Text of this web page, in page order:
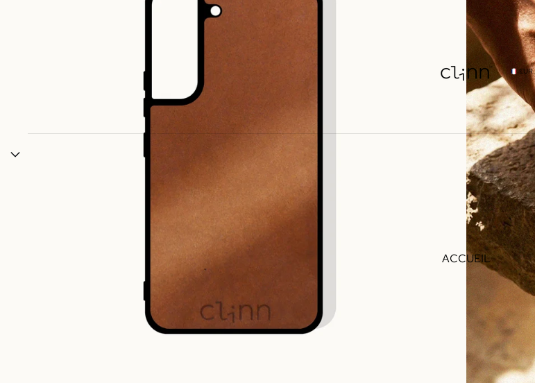
PREMIÈRE COMMANDE ? ON VOUS OFFRE 10%
EUR
ACCUEIL